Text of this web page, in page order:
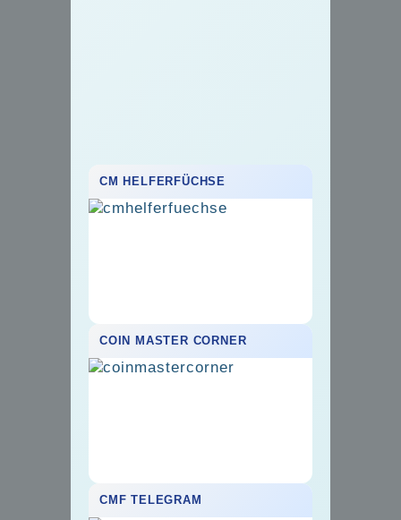
CM HELFERFÜCHSE
COIN MASTER CORNER
CMF TELEGRAM